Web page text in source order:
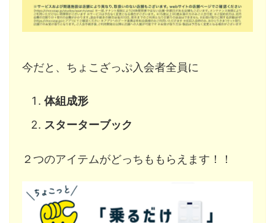
今だと、ちょこざっぷ入会者全員に
体組成形
スターターブック
２つのアイテムがどっちももらえます！！